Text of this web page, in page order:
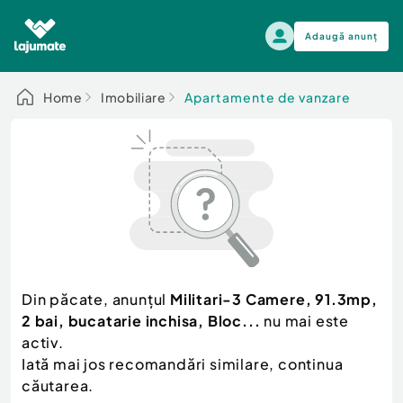
Adaugă anunț
Alege categoria
Auto, moto si ambarcatiuni
Electronice si electrocasnice
Mama si copilul
Moda si frumusete
Sport, timp liber, arta
Agro si Industrie
Auto, moto si ambarcatiuni
Scutere - ATV - UTV
Autoutilitare
Ambarcatiuni
Camioane - Rulote - Remorci
Motociclete
Home Imobiliare Apartamente de vanzare
Din păcate, anunțul Militari-3 Camere, 91.3mp,
2 bai, bucatarie inchisa, Bloc... nu mai este
activ.
Iată mai jos recomandări similare, continua
căutarea.